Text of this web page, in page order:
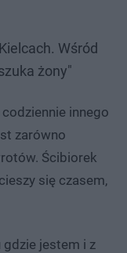
Wśród
żony"
innego
zarówno
Ścibiorek
się czasem,
gdzie jestem i z